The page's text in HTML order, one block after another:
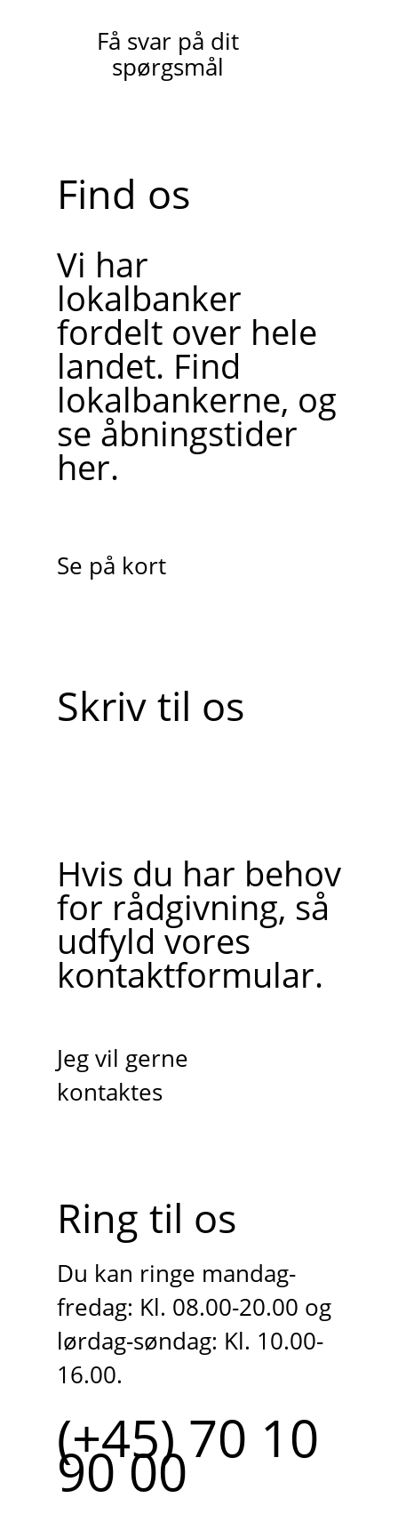
Få svar på dit
spørgsmål
Find os
Vi har
lokalbanker
fordelt over hele
landet. Find
lokalbankerne, og
se åbningstider
her.
Se på kort
Skriv til os
Hvis du har behov
for rådgivning, så
udfyld vores
kontaktformular.
Jeg vil gerne
kontaktes
Ring til os
Du kan ringe mandag-
fredag: Kl. 08.00-20.00 og
lørdag-søndag: Kl. 10.00-
16.00.
(+45) 70 10
90 00